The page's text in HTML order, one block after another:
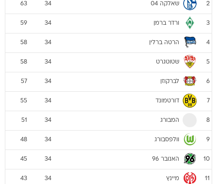
2 שאלקה 04 34
63
3 ורדר ברמן 34
59
4 הרטה ברלין 34
58
5 שטוטגרט 34
58
6 לברקוזן 34
57
7 דורטמונד 34
55
8 המבורג 34
51
9 וולפסבורג 34
48
10 האנובר 96 34
45
11 מיינץ 34
43